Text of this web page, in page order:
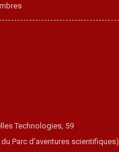
Technologies, 59
du Parc d’aventures scientifiques)